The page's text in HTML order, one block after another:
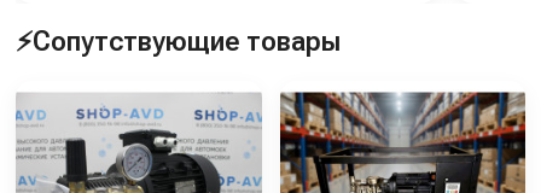
⚡Сопутствующие товары